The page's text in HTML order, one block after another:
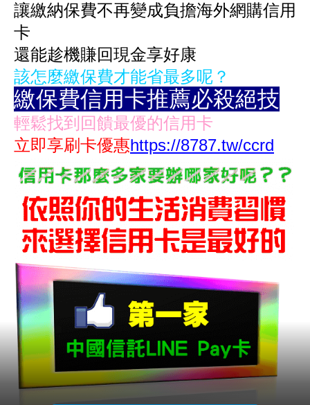
讓繳納保費不再變成負擔海外網購信用
卡
還能趁機賺回現金享好康
該怎麼繳保費才能省最多呢？
繳保費信用卡推薦必殺絕技
輕鬆找到回饋最優的信用卡
立即享刷卡優惠https://8787.tw/ccrd